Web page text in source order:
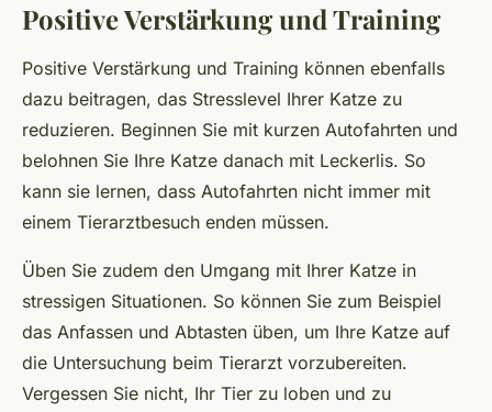
Positive Verstärkung und Training
Positive Verstärkung und Training können ebenfalls
dazu beitragen, das Stresslevel Ihrer Katze zu
reduzieren. Beginnen Sie mit kurzen Autofahrten und
belohnen Sie Ihre Katze danach mit Leckerlis. So
kann sie lernen, dass Autofahrten nicht immer mit
einem Tierarztbesuch enden müssen.
Üben Sie zudem den Umgang mit Ihrer Katze in
stressigen Situationen. So können Sie zum Beispiel
das Anfassen und Abtasten üben, um Ihre Katze auf
die Untersuchung beim Tierarzt vorzubereiten.
Vergessen Sie nicht, Ihr Tier zu loben und zu